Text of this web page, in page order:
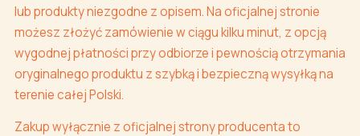
lub produkty niezgodne z opisem. Na oficjalnej stronie
możesz złożyć zamówienie w ciągu kilku minut, z opcją
wygodnej płatności przy odbiorze i pewnością otrzymania
oryginalnego produktu z szybką i bezpieczną wysyłką na
terenie całej Polski.
Zakup wyłącznie z oficjalnej strony producenta to